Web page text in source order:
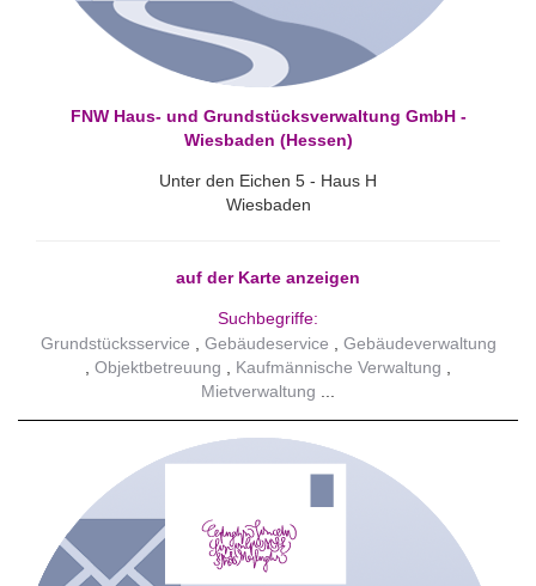
FNW Haus- und Grundstücksverwaltung GmbH -
Wiesbaden (Hessen)
Unter den Eichen 5 - Haus H
Wiesbaden
auf der Karte anzeigen
Suchbegriffe:
Grundstücksservice
Gebäudeservice
Gebäudeverwaltung
Objektbetreuung
Kaufmännische Verwaltung
Mietverwaltung